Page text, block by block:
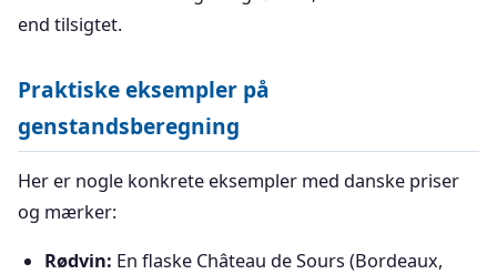
end tilsigtet.
Praktiske eksempler på
genstandsberegning
Her er nogle konkrete eksempler med danske priser
og mærker:
Rødvin: En flaske Château de Sours (Bordeaux,